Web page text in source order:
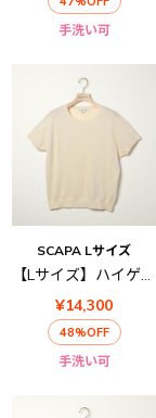
手洗い可
SCAPA Lサイズ
【Lサイズ】ハイゲージリネンニット半袖プルオーバー
¥14,300
48%OFF
手洗い可